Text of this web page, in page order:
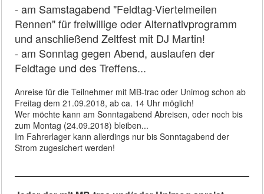
- am Samstagabend "Feldtag-Viertelmeilen
Rennen" für freiwillige oder Alternativprogramm
und anschließend Zeltfest mit DJ Martin!
- am Sonntag gegen Abend, auslaufen der
Feldtage und des Treffens...
Anreise für die Teilnehmer mit MB-trac oder Unimog schon ab
Freitag dem 21.09.2018, ab ca. 14 Uhr möglich!
Wer möchte kann am Sonntagabend Abreisen, oder noch bis
zum Montag (24.09.2018) bleiben...
Im Fahrerlager kann allerdings nur bis Sonntagabend der
Strom zugesichert werden!